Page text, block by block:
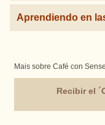
Aprendiendo en
Mais sobre Café con
Recibir el